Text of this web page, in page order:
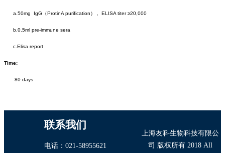
a.50mg IgG（ProtinA purification） , ELISA titer ≥20,000
b.0.5ml pre-immune sera
c.Elisa report
Time:
80 days
联系我们
电话：021-58955621
上海友科生物科技有限公
司 版权所有 2018 All